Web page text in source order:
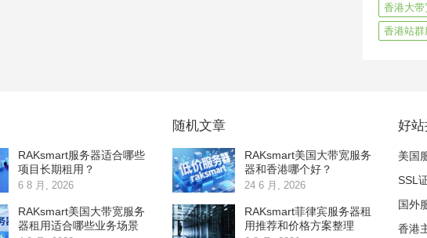
香港大带
香港站群
RAKsmart服务器适合哪些
项目长期租用？
6 8 月, 2026
RAKsmart美国大带宽服务
器租用适合哪些业务场景
随机文章
RAKsmart美国大带宽服务
器和香港哪个好？
24 6 月, 2026
RAKsmart菲律宾服务器租
用推荐和价格方案整理
好
美国
SSL
国外
香港